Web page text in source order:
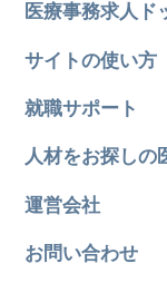
医療事務求人ド
サイトの使い方
就職サポート
人材をお探しの
運営会社
お問い合わせ